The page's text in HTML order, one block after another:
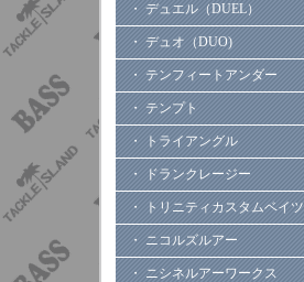
・ デュエル（DUEL）
・ デュオ（DUO)
・ テンフィートアンダー
・ テンプト
・ トライアングル
・ ドランクレージー
・ トリニティカスタムベイツ
・ ニコルズルアー
・ ニシネルアーワークス